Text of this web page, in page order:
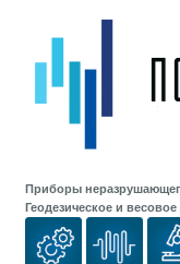
Приборы
Геодезическое и